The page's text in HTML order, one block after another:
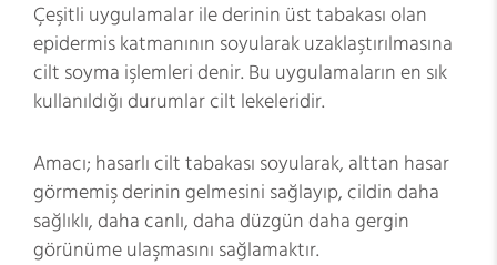
Çeşitli uygulamalar ile derinin üst tabakası olan
epidermis katmanının soyularak uzaklaştırılmasına
cilt soyma işlemleri denir. Bu uygulamaların en sık
kullanıldığı durumlar cilt lekeleridir.
Amacı; hasarlı cilt tabakası soyularak, alttan hasar
görmemiş derinin gelmesini sağlayıp, cildin daha
sağlıklı, daha canlı, daha düzgün daha gergin
görünüme ulaşmasını sağlamaktır.